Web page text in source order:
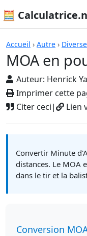
🧮
Accueil › Autre ›
MOA en
Auteur: Henrick
Imprimer cette
Citer ceci| Lien
Calculatrices
Convertir Minute
distances. Le MOA
dans le tir et la
Conversion